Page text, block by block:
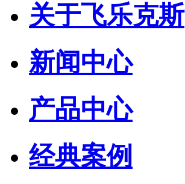
关于飞乐克斯
新闻中心
产品中心
经典案例